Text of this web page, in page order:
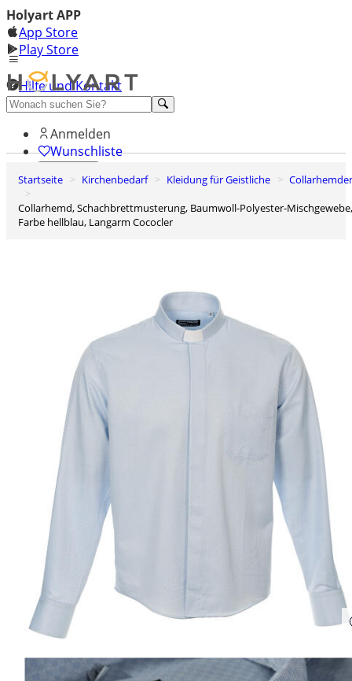
Holyart APP
App Store
Play Store
Hilfe und Kontakt
Entdecken Sie Premium
Anmelden
Wunschliste
0
Startseite Kirchenbedarf Kleidung für Geistliche
Collarhemd, Schachbrettmusterung, Baumwoll-Polyester-Mischgewebe,
Farbe hellblau, Langarm Cococler